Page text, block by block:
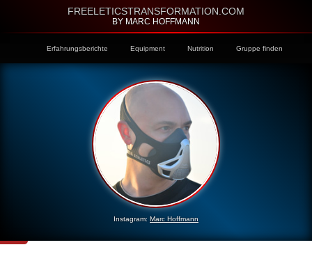
FREELETICSTRANSFORMATION.COM
BY MARC HOFFMANN
Erfahrungsberichte Equipment Nutrition Gruppe finden
Instagram: Marc Hoffmann